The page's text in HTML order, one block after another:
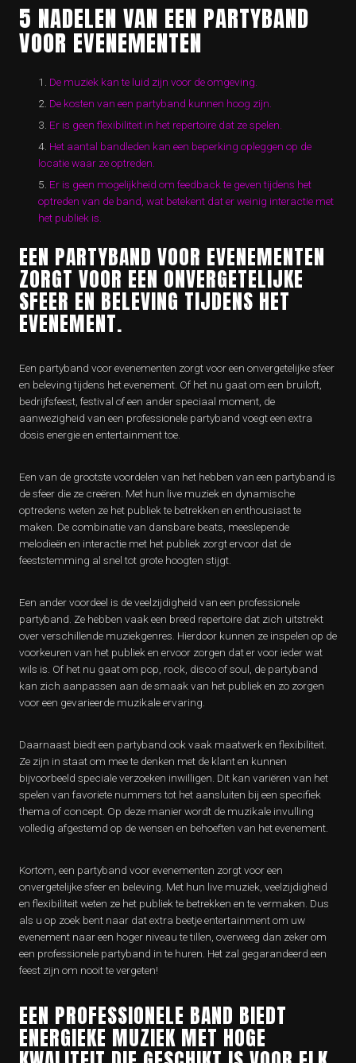
5 NADELEN VAN EEN PARTYBAND
VOOR EVENEMENTEN
De muziek kan te luid zijn voor de omgeving.
De kosten van een partyband kunnen hoog zijn.
Er is geen flexibiliteit in het repertoire dat ze spelen.
Het aantal bandleden kan een beperking opleggen op de
locatie waar ze optreden.
Er is geen mogelijkheid om feedback te geven tijdens het
optreden van de band, wat betekent dat er weinig interactie met
het publiek is.
EEN PARTYBAND VOOR EVENEMENTEN
ZORGT VOOR EEN ONVERGETELIJKE
SFEER EN BELEVING TIJDENS HET
EVENEMENT.
Een partyband voor evenementen zorgt voor een onvergetelijke sfeer
en beleving tijdens het evenement. Of het nu gaat om een bruiloft,
bedrijfsfeest, festival of een ander speciaal moment, de
aanwezigheid van een professionele partyband voegt een extra
dosis energie en entertainment toe.
Een van de grootste voordelen van het hebben van een partyband is
de sfeer die ze creëren. Met hun live muziek en dynamische
optredens weten ze het publiek te betrekken en enthousiast te
maken. De combinatie van dansbare beats, meeslepende
melodieën en interactie met het publiek zorgt ervoor dat de
feeststemming al snel tot grote hoogten stijgt.
Een ander voordeel is de veelzijdigheid van een professionele
partyband. Ze hebben vaak een breed repertoire dat zich uitstrekt
over verschillende muziekgenres. Hierdoor kunnen ze inspelen op de
voorkeuren van het publiek en ervoor zorgen dat er voor ieder wat
wils is. Of het nu gaat om pop, rock, disco of soul, de partyband
kan zich aanpassen aan de smaak van het publiek en zo zorgen
voor een gevarieerde muzikale ervaring.
Daarnaast biedt een partyband ook vaak maatwerk en flexibiliteit.
Ze zijn in staat om mee te denken met de klant en kunnen
bijvoorbeeld speciale verzoeken inwilligen. Dit kan variëren van het
spelen van favoriete nummers tot het aansluiten bij een specifiek
thema of concept. Op deze manier wordt de muzikale invulling
volledig afgestemd op de wensen en behoeften van het evenement.
Kortom, een partyband voor evenementen zorgt voor een
onvergetelijke sfeer en beleving. Met hun live muziek, veelzijdigheid
en flexibiliteit weten ze het publiek te betrekken en te vermaken. Dus
als u op zoek bent naar dat extra beetje entertainment om uw
evenement naar een hoger niveau te tillen, overweeg dan zeker om
een professionele partyband in te huren. Het zal gegarandeerd een
feest zijn om nooit te vergeten!
EEN PROFESSIONELE BAND BIEDT
ENERGIEKE MUZIEK MET HOGE